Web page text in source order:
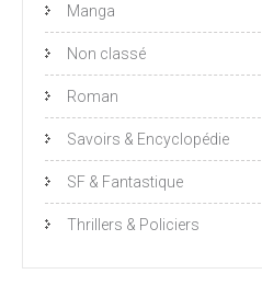
Manga
Non classé
Roman
Savoirs & Encyclopédie
SF & Fantastique
Thrillers & Policiers